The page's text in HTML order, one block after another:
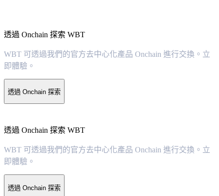
透過 Onchain 探索 WBT
WBT 可透過我們的官方去中心化產品 Onchain 進行交換。立
即體驗。
透過 Onchain 探索
透過 Onchain 探索 WBT
WBT 可透過我們的官方去中心化產品 Onchain 進行交換。立
即體驗。
透過 Onchain 探索